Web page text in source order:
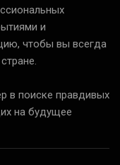
и
чтобы вы всегда
в поиске правдивых
на будущее